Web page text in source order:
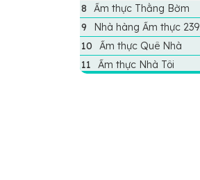
Ẩm thực Thằng Bờm
Nhà hàng Ẩm thực 239
Ẩm thực Quê Nhà
Ẩm thực Nhà Tôi